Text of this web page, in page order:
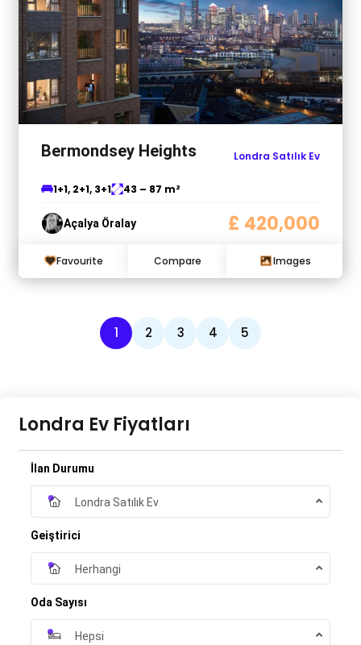
Bermondsey Heights Londra Satılık Ev
1+1, 2+1, 3+1 43 – 87 m²
Açalya Öralay £ 420,000
Favourite Compare Images
1 2 3 4 5
Londra Ev Fiyatları
İlan Durumu
Londra Satılık Ev
Geiştirici
Herhangi
Oda Sayısı
Hepsi